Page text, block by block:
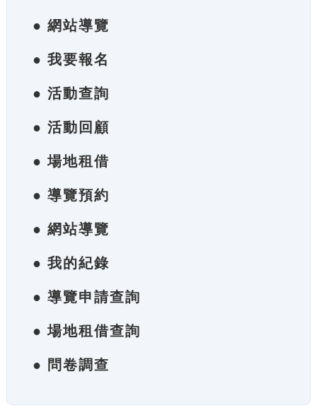
● 網站導覽
● 我要報名
● 活動查詢
● 活動回顧
● 場地租借
● 導覽預約
● 網站導覽
● 我的紀錄
● 導覽申請查詢
● 場地租借查詢
● 問卷調查